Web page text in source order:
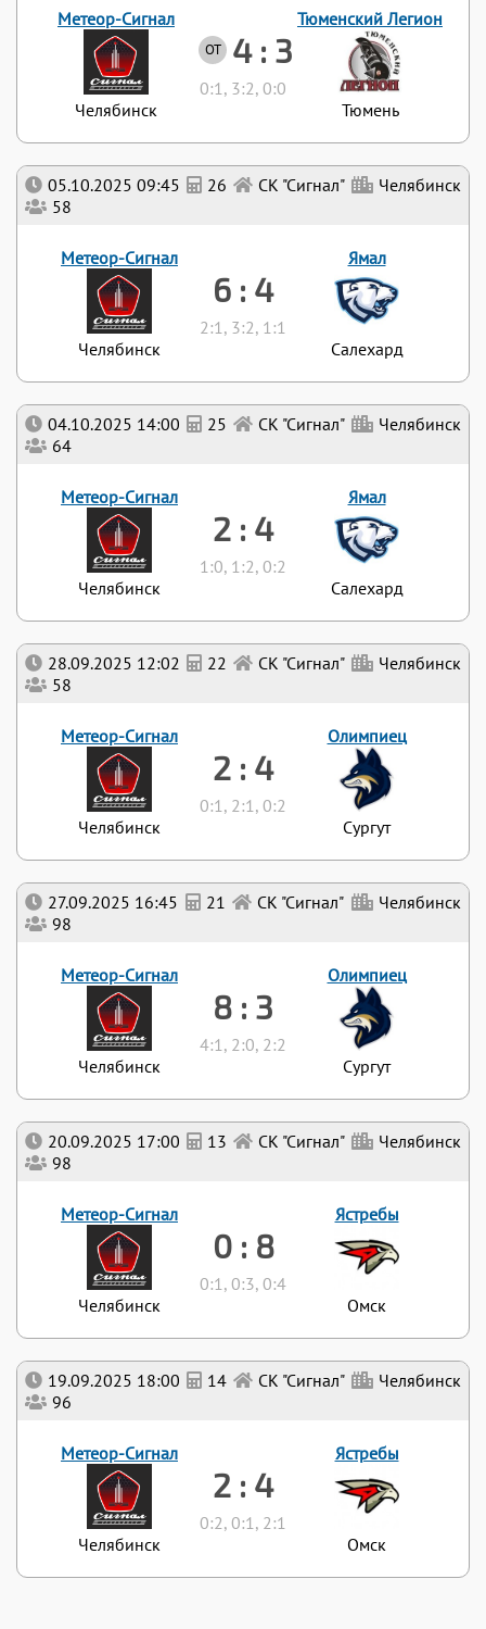
19.09.2025 18:00 14 СК "Сигнал"
Челябинск
96
Метеор-Сигнал
Челябинск
2 : 4
0:2, 0:1, 2:1
Ястребы
Омск
20.09.2025 17:00 13 СК "Сигнал"
Челябинск
98
Метеор-Сигнал
Челябинск
0 : 8
0:1, 0:3, 0:4
Ястребы
Омск
27.09.2025 16:45 21 СК "Сигнал"
Челябинск
98
Метеор-Сигнал
Челябинск
8 : 3
4:1, 2:0, 2:2
Олимпиец
Сургут
28.09.2025 12:02 22 СК "Сигнал"
Челябинск
58
Метеор-Сигнал
Челябинск
2 : 4
0:1, 2:1, 0:2
Олимпиец
Сургут
04.10.2025 14:00 25 СК "Сигнал"
Челябинск
64
Метеор-Сигнал
Челябинск
2 : 4
1:0, 1:2, 0:2
Ямал
Салехард
05.10.2025 09:45 26 СК "Сигнал"
Челябинск
58
Метеор-Сигнал
Челябинск
6 : 4
2:1, 3:2, 1:1
Ямал
Салехард
Метеор-Сигнал
Челябинск
4 : 3
ОТ
0:1, 3:2, 0:0
Тюменский Легион
Тюмень